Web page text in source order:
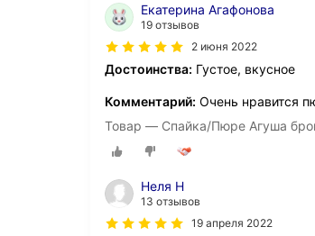
Екатерина Агафонова
19 отзывов
2 июня 2022
Достоинства: Густое, вкусное
Комментарий: Очень нравится
Товар — Спайка/Пюре Агуша
Неля Н
13 отзывов
19 апреля 2022